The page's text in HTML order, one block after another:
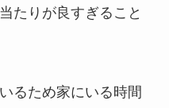
たりが良すぎること
るため家にいる時間